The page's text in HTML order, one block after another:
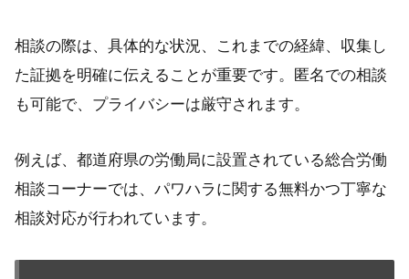
相談の際は、具体的な状況、これまでの経緯、収集し
た証拠を明確に伝えることが重要です。匿名での相談
も可能で、プライバシーは厳守されます。
例えば、都道府県の労働局に設置されている総合労働
相談コーナーでは、パワハラに関する無料かつ丁寧な
相談対応が行われています。